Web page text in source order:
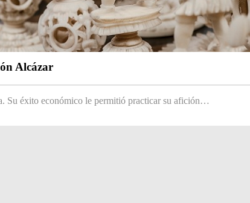
Alcázar
Su éxito económico le permitió practicar su afición…